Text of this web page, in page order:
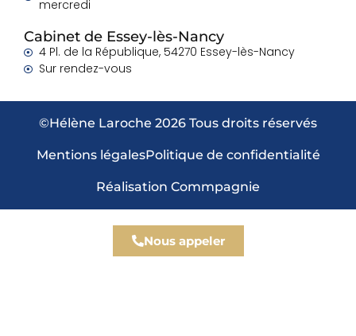
mercredi
Cabinet de Essey-lès-Nancy
4 Pl. de la République, 54270 Essey-lès-Nancy
Sur rendez-vous
©Hélène Laroche 2026 Tous droits réservés
Mentions légalesPolitique de confidentialité
Réalisation Commpagnie
Nous appeler